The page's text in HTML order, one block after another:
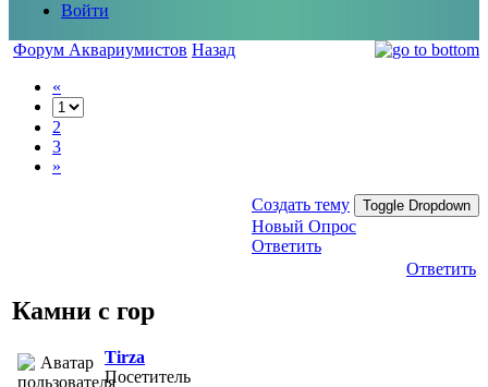
Войти
Форум Аквариумистов Назад
«
2
3
»
Создать тему Toggle Dropdown
Новый Опрос
Ответить
Ответить
Камни с гор
Tirza
Посетитель